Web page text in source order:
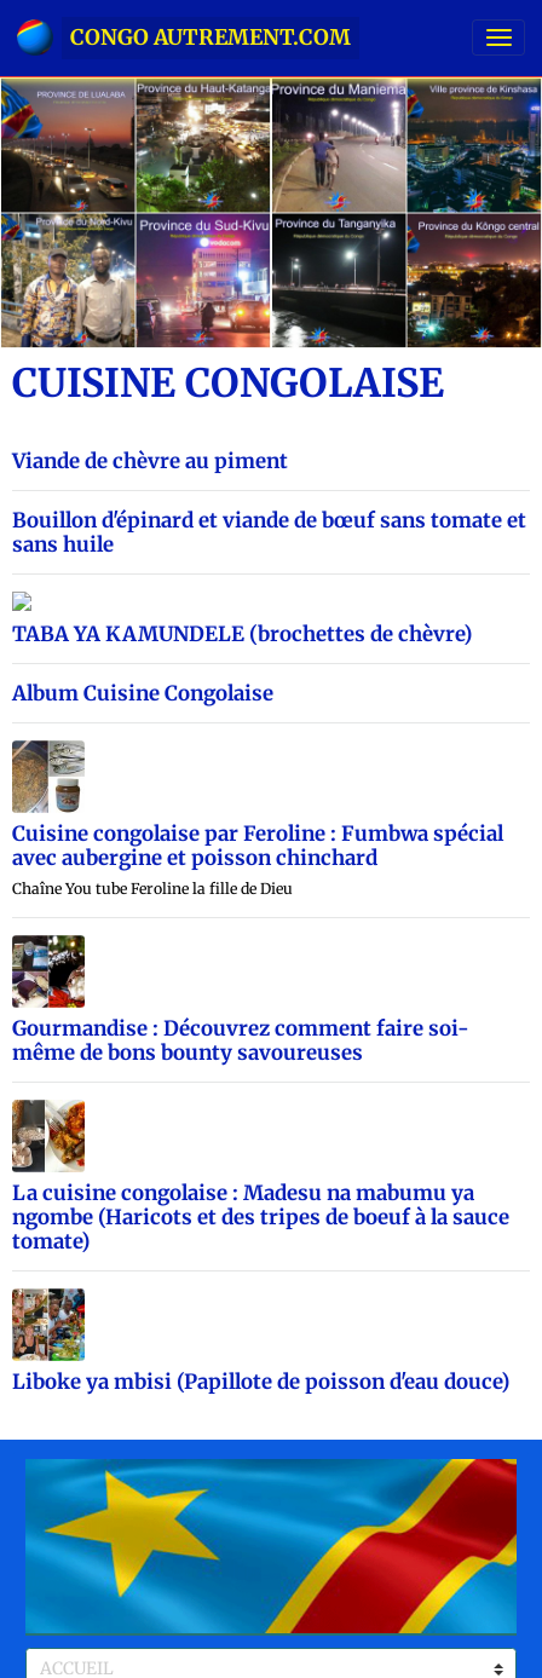
CONGO AUTREMENT.COM
CUISINE CONGOLAISE
Viande de chèvre au piment
Bouillon d'épinard et viande de bœuf sans tomate et
sans huile
TABA YA KAMUNDELE (brochettes de chèvre)
Album Cuisine Congolaise
Cuisine congolaise par Feroline : Fumbwa spécial
avec aubergine et poisson chinchard
Chaîne You tube Feroline la fille de Dieu
Gourmandise : Découvrez comment faire soi-
même de bons bounty savoureuses
La cuisine congolaise : Madesu na mabumu ya
ngombe (Haricots et des tripes de boeuf à la sauce
tomate)
Liboke ya mbisi (Papillote de poisson d'eau douce)